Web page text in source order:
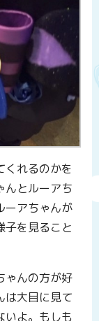
くれるのかを
んとルーアち
ーアちゃんが
子を見ること
ゃんの方が好
は大目に見て
いよ。もしも